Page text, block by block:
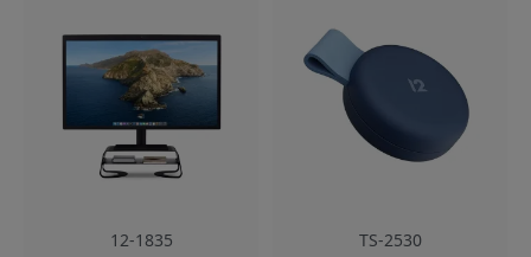
12-1835
TS-2530